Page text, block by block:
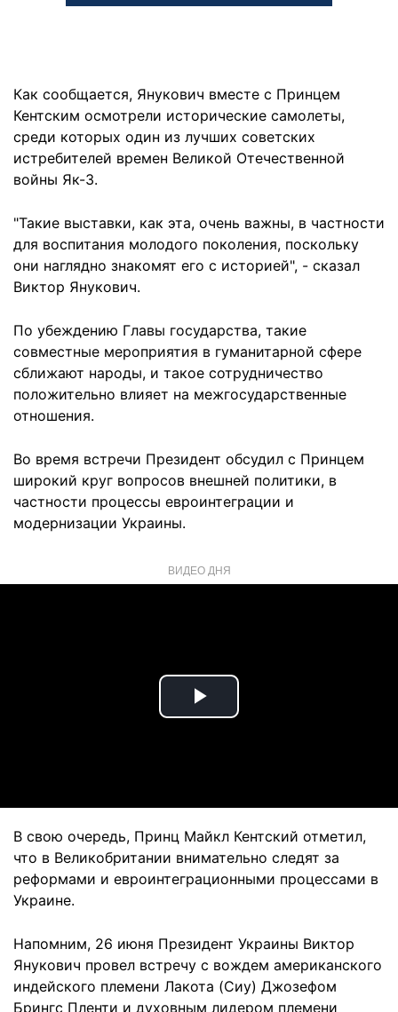
Как сообщается, Янукович вместе с Принцем
Кентским осмотрели исторические самолеты,
среди которых один из лучших советских
истребителей времен Великой Отечественной
войны Як-3.
"Такие выставки, как эта, очень важны, в частности
для воспитания молодого поколения, поскольку
они наглядно знакомят его с историей", - сказал
Виктор Янукович.
По убеждению Главы государства, такие
совместные мероприятия в гуманитарной сфере
сближают народы, и такое сотрудничество
положительно влияет на межгосударственные
отношения.
Во время встречи Президент обсудил с Принцем
широкий круг вопросов внешней политики, в
частности процессы евроинтеграции и
модернизации Украины.
ВИДЕО ДНЯ
Play
В свою очередь, Принц Майкл Кентский отметил,
что в Великобритании внимательно следят за
реформами и евроинтеграционными процессами в
Украине.
Напомним, 26 июня Президент Украины Виктор
Янукович провел встречу с вождем американского
индейского племени Лакота (Сиу) Джозефом
Брингс Пленти и духовным лидером племени